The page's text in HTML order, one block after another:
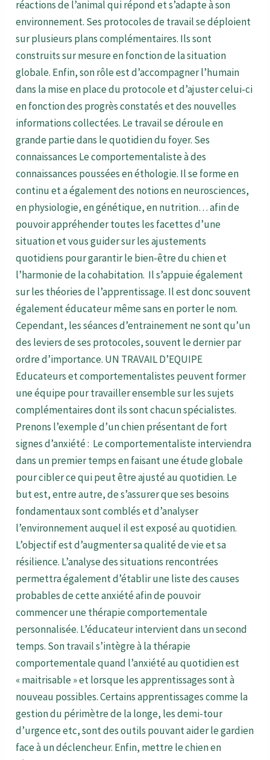
réactions de l’animal qui répond et s’adapte à son
environnement. Ses protocoles de travail se déploient
sur plusieurs plans complémentaires. Ils sont
construits sur mesure en fonction de la situation
globale. Enfin, son rôle est d’accompagner l’humain
dans la mise en place du protocole et d’ajuster celui-ci
en fonction des progrès constatés et des nouvelles
informations collectées. Le travail se déroule en
grande partie dans le quotidien du foyer. Ses
connaissances Le comportementaliste à des
connaissances poussées en éthologie. Il se forme en
continu et a également des notions en neurosciences,
en physiologie, en génétique, en nutrition… afin de
pouvoir appréhender toutes les facettes d’une
situation et vous guider sur les ajustements
quotidiens pour garantir le bien-être du chien et
l’harmonie de la cohabitation. Il s’appuie également
sur les théories de l’apprentissage. Il est donc souvent
également éducateur même sans en porter le nom.
Cependant, les séances d’entrainement ne sont qu’un
des leviers de ses protocoles, souvent le dernier par
ordre d’importance. UN TRAVAIL D’EQUIPE
Educateurs et comportementalistes peuvent former
une équipe pour travailler ensemble sur les sujets
complémentaires dont ils sont chacun spécialistes.
Prenons l’exemple d’un chien présentant de fort
signes d’anxiété : Le comportementaliste interviendra
dans un premier temps en faisant une étude globale
pour cibler ce qui peut être ajusté au quotidien. Le
but est, entre autre, de s’assurer que ses besoins
fondamentaux sont comblés et d’analyser
l’environnement auquel il est exposé au quotidien.
L’objectif est d’augmenter sa qualité de vie et sa
résilience. L’analyse des situations rencontrées
permettra également d’établir une liste des causes
probables de cette anxiété afin de pouvoir
commencer une thérapie comportementale
personnalisée. L’éducateur intervient dans un second
temps. Son travail s’intègre à la thérapie
comportementale quand l’anxiété au quotidien est
« maitrisable » et lorsque les apprentissages sont à
nouveau possibles. Certains apprentissages comme la
gestion du périmètre de la longe, les demi-tour
d’urgence etc, sont des outils pouvant aider le gardien
face à un déclencheur. Enfin, mettre le chien en